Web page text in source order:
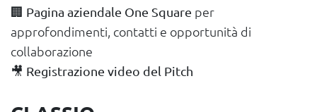
🏢 Pagina aziendale One Square per
approfondimenti, contatti e opportunità di
collaborazione
🎥 Registrazione video del Pitch